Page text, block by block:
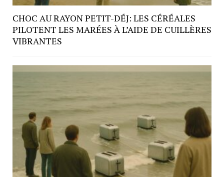
CHOC AU RAYON PETIT-DÉJ: LES CÉRÉALES
PILOTENT LES MARÉES À L’AIDE DE CUILLÈRES
VIBRANTES